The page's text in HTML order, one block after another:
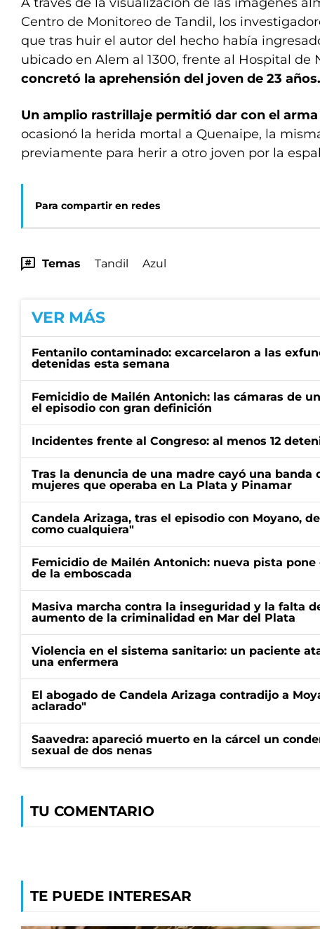
Centro de Monitoreo de Tandil, los
que tras huir el autor del hecho había
ubicado en Alem al 1300, frente al Hospital de
concretó la aprehensión del joven de 23 años.
Un amplio rastrillaje permitió dar con el arma
ocasionó la herida mortal a Quenaipe, la
previamente para herir a otro joven por la
Para compartir en redes
Temas Tandil Azul
VER MÁS
Fentanilo contaminado: excarcelaron a las
detenidas esta semana
Femicidio de Mailén Antonich: las cámaras de
el episodio con gran definición
Incidentes frente al Congreso: al menos 12
Tras la denuncia de una madre cayó una banda
mujeres que operaba en La Plata y Pinamar
Candela Arizaga, tras el episodio con Moyano,
como cualquiera"
Femicidio de Mailén Antonich: nueva pista
de la emboscada
Masiva marcha contra la inseguridad y la falta
aumento de la criminalidad en Mar del Plata
Violencia en el sistema sanitario: un paciente
una enfermera
El abogado de Candela Arizaga contradijo a
aclarado"
Saavedra: apareció muerto en la cárcel un
sexual de dos nenas
TU COMENTARIO
TE PUEDE INTERESAR